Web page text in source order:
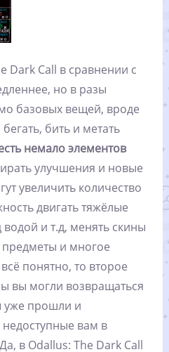
Dark Call в сравнении с
но в разы
базовых вещей, вроде
бить и метать
немало элементов
улучшения и новые
увеличить количество
двигать тяжёлые
и т.д, менять скины
и многое
понятно, то второе
вы могли возвращаться
уже прошли и
недоступные вам в
в Odallus: The Dark Call